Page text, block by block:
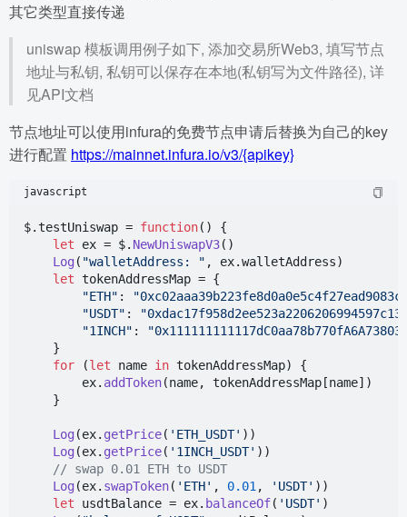
其它类型直接传递
uniswap 模板调用例子如下, 添加交易所Web3, 填写节点
地址与私钥, 私钥可以保存在本地(私钥写为文件路径), 详
见API文档
节点地址可以使用infura的免费节点申请后替换为自己的key
进行配置 https://mainnet.infura.io/v3/{apikey}
javascript
$.testUniswap = function( ) {
let ex = $. NewUniswapV3()
Log ( "walletAddress: " , ex.walletAddress)
let tokenAddressMap = {
"ETH" :
"USDT" :
"1INCH" :
    }
for (let name in tokenAddressMap) {
        ex.
addToken(name, tokenAddressMap[name])
    }
Log (ex. getPrice( 'ETH_USDT' ))
Log (ex. getPrice( '1INCH_USDT' ))
// swap 0.01 ETH to USDT
Log (ex. swapToken( 'ETH' , 0.01 , 'USDT' ))
let usdtBalance = ex. balanceOf( 'USDT' )